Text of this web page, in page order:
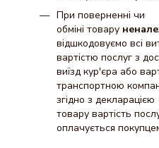
При поверненні чи
обміні товару
відшкодовуємо всі
вартістю послуг з
виїзд кур'єра або
транспортною
згідно з
товару вартість
оплачується